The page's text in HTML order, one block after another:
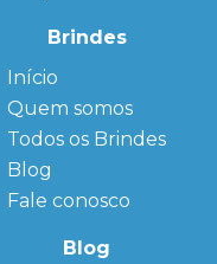
Brindes
Início
Quem somos
← Back
FAQ
Sitemap
Todos os Brindes
← Back
Agendas
Personalizadas
Personalizado
personalizados
Blog
Fale conosco
Blog